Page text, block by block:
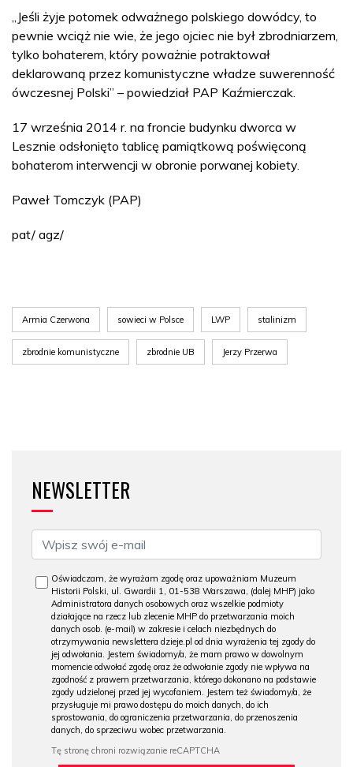
„Jeśli żyje potomek odważnego polskiego dowódcy, to
pewnie wciąż nie wie, że jego ojciec nie był zbrodniarzem,
tylko bohaterem, który poważnie potraktował
deklarowaną przez komunistyczne władze suwerenność
ówczesnej Polski” – powiedział PAP Kaźmierczak.
17 września 2014 r. na froncie budynku dworca w
Lesznie odsłonięto tablicę pamiątkową poświęconą
bohaterom interwencji w obronie porwanej kobiety.
Paweł Tomczyk (PAP)
pat/ agz/
Armia Czerwona sowieci w Polsce LWP stalinizm
zbrodnie komunistyczne zbrodnie UB Jerzy Przerwa
NEWSLETTER
Oświadczam, że wyrażam zgodę oraz upoważniam Muzeum
Historii Polski, ul. Gwardii 1, 01-538 Warszawa, (dalej MHP) jako
Administratora danych osobowych oraz wszelkie podmioty
działające na rzecz lub zlecenie MHP do przetwarzania moich
danych osob. (e-mail) w zakresie i celach niezbędnych do
otrzymywania newslettera dzieje.pl od dnia wyrażenia tej zgody do
jej odwołania. Jestem świadomy/a, że mam prawo w dowolnym
momencie odwołać zgodę oraz że odwołanie zgody nie wpływa na
zgodność z prawem przetwarzania, którego dokonano na podstawie
zgody udzielonej przed jej wycofaniem. Jestem też świadomy/a, że
przysługuje mi prawo dostępu do moich danych, do ich
sprostowania, do ograniczenia przetwarzania, do przenoszenia
danych, do sprzeciwu wobec przetwarzania.